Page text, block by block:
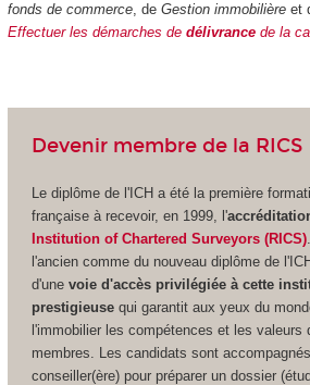
fonds de commerce, de Gestion immobilièreet
Effectuer les démarches de délivrancede la
Devenir membre de la RICS
Le diplôme de l'ICH a été la première
française à recevoir, en 1999, l'
Institution of Chartered Surveyors (RICS).
l'ancien comme du nouveau diplôme de
d'une voie d'accès privilégiée à cette
prestigieusequi garantit aux yeux du
l'immobilier les compétences et les valeurs
membres. Les candidats sont
conseiller(ère) pour préparer un dossier